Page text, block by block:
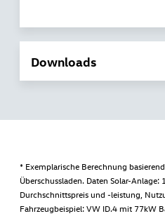
Downloads
* Exemplarische Berechnung
Überschussladen. Daten Solar-Anlage:
Durchschnittspreis und -leistung,
Fahrzeugbeispiel: VW ID.4 mit 77kW